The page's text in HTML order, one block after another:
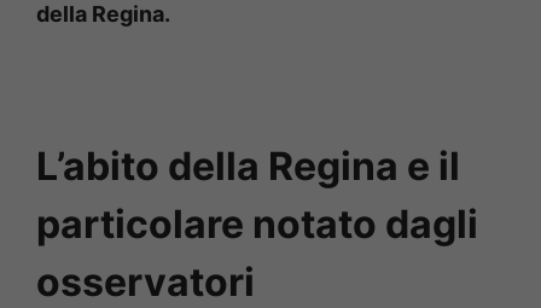
della Regina.
L’abito della Regina e il
particolare notato dagli
osservatori